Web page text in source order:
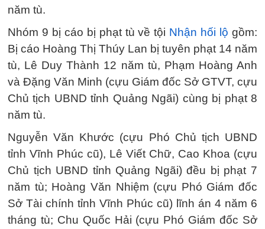
năm tù.
Nhóm 9 bị cáo bị phạt tù về tội Nhận hối lộ gồm:
Bị cáo Hoàng Thị Thúy Lan bị tuyên phạt 14 năm
tù, Lê Duy Thành 12 năm tù, Phạm Hoàng Anh
và Đặng Văn Minh (cựu Giám đốc Sở GTVT, cựu
Chủ tịch UBND tỉnh Quảng Ngãi) cùng bị phạt 8
năm tù.
Nguyễn Văn Khước (cựu Phó Chủ tịch UBND
tỉnh Vĩnh Phúc cũ), Lê Viết Chữ, Cao Khoa (cựu
Chủ tịch UBND tỉnh Quảng Ngãi) đều bị phạt 7
năm tù; Hoàng Văn Nhiệm (cựu Phó Giám đốc
Sở Tài chính tỉnh Vĩnh Phúc cũ) lĩnh án 4 năm 6
tháng tù; Chu Quốc Hải (cựu Phó Giám đốc Sở